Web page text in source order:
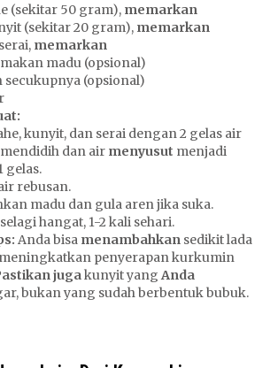
(sekitar 50 gram), memarkan
(sekitar 20 gram), memarkan
memarkan
madu (opsional)
secukupnya (opsional)
kunyit, dan serai dengan 2 gelas air
dan air menyusut menjadi
gelas.
rebusan.
madu dan gula aren jika suka.
hangat, 1-2 kali sehari.
Anda bisa menambahkansedikit lada
penyerapan kurkumin
jugakunyit yangAnda
bukan yang sudah berbentuk bubuk.